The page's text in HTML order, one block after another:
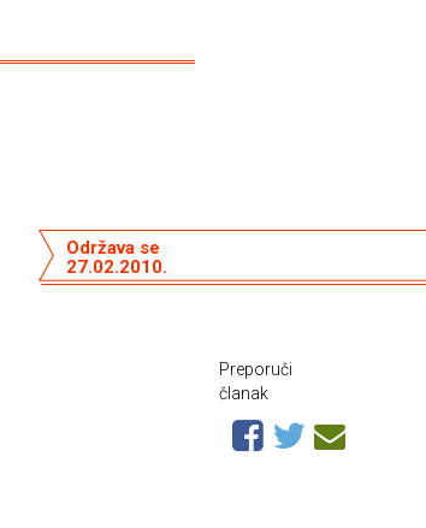
Održava se
27.02.2010.
Preporuči
članak